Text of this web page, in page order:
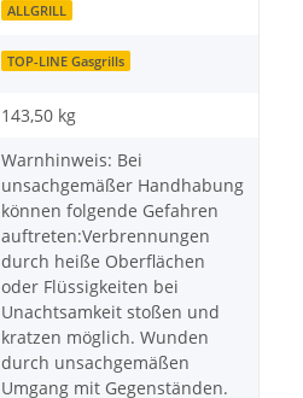
ALLGRILL
TOP-LINE Gasgrills
143,50 kg
Warnhinweis: Bei
unsachgemäßer Handhabung
können folgende Gefahren
auftreten:Verbrennungen
durch heiße Oberflächen
oder Flüssigkeiten bei
Unachtsamkeit stoßen und
kratzen möglich. Wunden
durch unsachgemäßen
Umgang mit Gegenständen.